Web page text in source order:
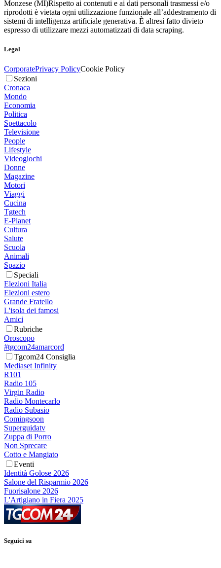
Monzese (MI)Rispetto ai contenuti e ai dati personali trasmessi e/o
riprodotti è vietata ogni utilizzazione funzionale all’addestramento di
sistemi di intelligenza artificiale generativa. È altresì fatto divieto
espresso di utilizzare mezzi automatizzati di data scraping.
Legal
CorporatePrivacy PolicyCookie Policy
Sezioni
Cronaca
Mondo
Economia
Politica
Spettacolo
Televisione
People
Lifestyle
Videogiochi
Donne
Magazine
Motori
Viaggi
Cucina
Tgtech
E-Planet
Cultura
Salute
Scuola
Animali
Spazio
Speciali
Elezioni Italia
Elezioni estero
Grande Fratello
L'isola dei famosi
Amici
Rubriche
Oroscopo
#tgcom24amarcord
Tgcom24 Consiglia
Mediaset Infinity
R101
Radio 105
Virgin Radio
Radio Montecarlo
Radio Subasio
Comingsoon
Superguidatv
Zuppa di Porro
Non Sprecare
Cotto e Mangiato
Eventi
Identità Golose 2026
Salone del Risparmio 2026
Fuorisalone 2026
L'Artigiano in Fiera 2025
Seguici su